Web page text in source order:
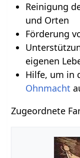
Reinigung
und Orten
Förderung
eigenen
Hilfe, um in
Ohnmacht
Zugeordnete